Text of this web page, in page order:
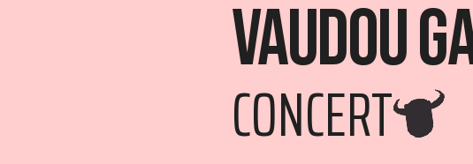
Vaudou
CONCERT